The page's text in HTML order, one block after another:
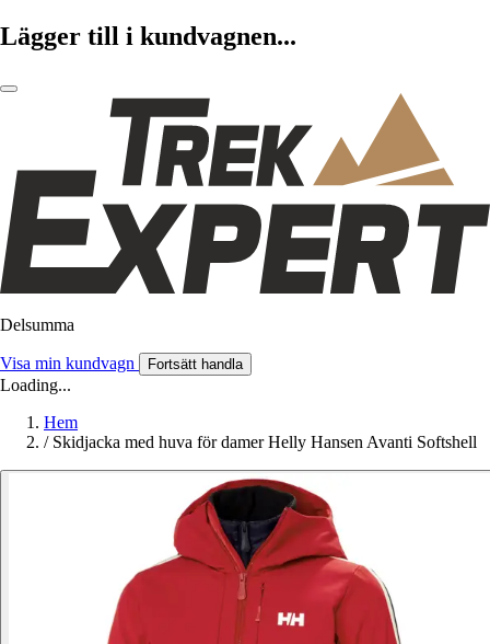
Lägger till i kundvagnen...
Delsumma
Visa min kundvagn Fortsätt handla
Loading...
Hem
/ Skidjacka med huva för damer Helly Hansen Avanti Softshell